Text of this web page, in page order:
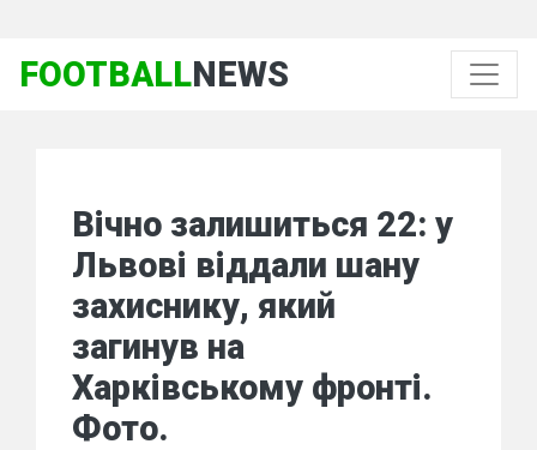
FOOTBALLNEWS
Вічно залишиться 22: у
Львові віддали шану
захиснику, який
загинув на
Харківському фронті.
Фото.